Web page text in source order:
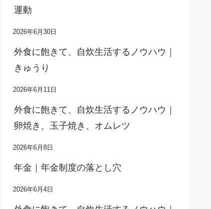
運動
2026年6月30日
外食に飽きて、自炊生活するノウハウ｜
きゅうり
2026年6月11日
外食に飽きて、自炊生活するノウハウ｜
卵焼き、玉子焼き、オムレツ
2026年6月8日
年金｜年金制度の落とし穴
2026年6月4日